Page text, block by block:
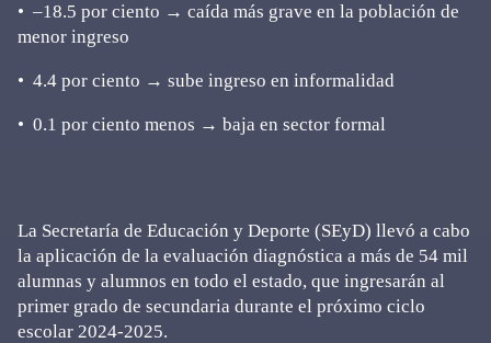
•⁠ ⁠–18.5 por ciento → caída más grave en la población de
menor ingreso
•⁠ ⁠4.4 por ciento → sube ingreso en informalidad
•⁠ ⁠0.1 por ciento menos → baja en sector formal
La Secretaría de Educación y Deporte (SEyD) llevó a cabo
la aplicación de la evaluación diagnóstica a más de 54 mil
alumnas y alumnos en todo el estado, que ingresarán al
primer grado de secundaria durante el próximo ciclo
escolar 2024-2025.